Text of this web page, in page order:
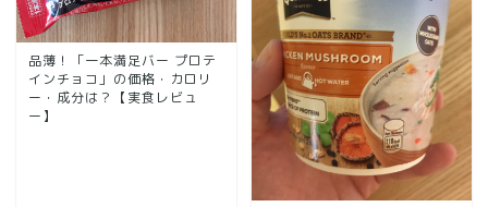
品薄！「一本満足バー プロテ
インチョコ」の価格・カロリ
ー・成分は？【実食レビュ
ー】